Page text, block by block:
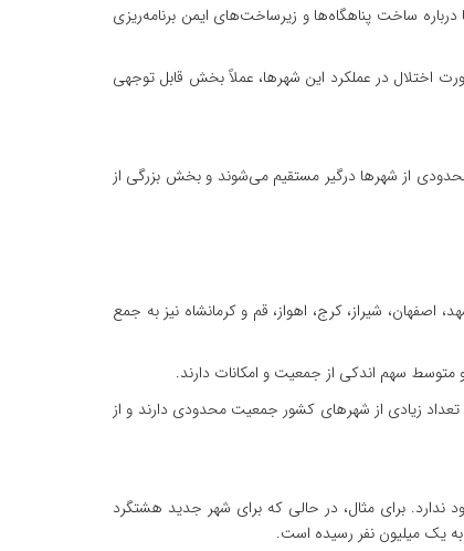
ساخت پناهگاه‌ها و زیرساخت‌های ایمن برنامه‌ریزی
اختلال در عملکرد این شهرها، عملاً بخش قابل توجهی
اما در بحران‌ها و جنگ‌ها عملاً تنها تعداد محدودی از شهرها درگیر مستقیم می‌شوند و بخش بزرگی از
مرور شهرهایی مانند مشهد، اصفهان، شیراز، کرج، اهواز، قم و کرمانشاه نیز به جمع
تغییر اساسی نکرد. در مقابل، تعداد زیادی از شهرهای کشور جمعیت محدودی دارند و از
ندارد. برای مثال، در حالی که برای شهر جدید هشتگرد